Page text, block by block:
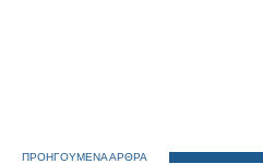
ΠΡΟΗΓΟΥΜΕΝΑ ΑΡΘΡΑ